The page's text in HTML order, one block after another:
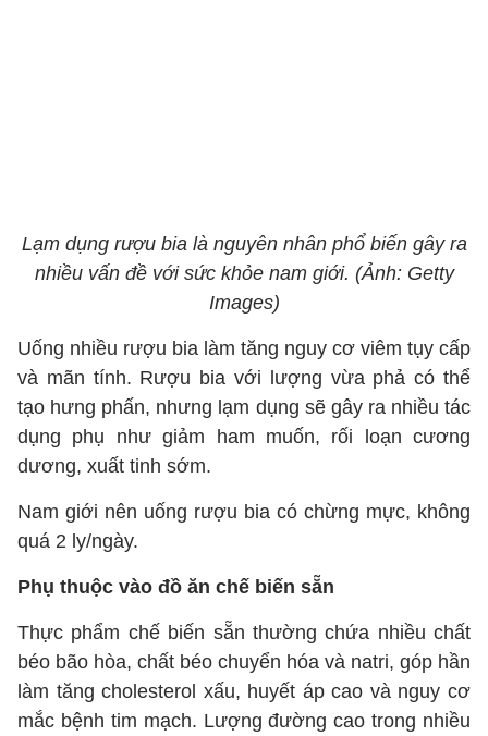
Lạm dụng rượu bia là nguyên nhân phổ biến gây ra
nhiều vấn đề với sức khỏe nam giới. (Ảnh: Getty
Images)
Uống nhiều rượu bia làm tăng nguy cơ viêm tụy cấp
và mãn tính. Rượu bia với lượng vừa phả có thể
tạo hưng phấn, nhưng lạm dụng sẽ gây ra nhiều tác
dụng phụ như giảm ham muốn, rối loạn cương
dương, xuất tinh sớm.
Nam giới nên uống rượu bia có chừng mực, không
quá 2 ly/ngày.
Phụ thuộc vào đồ ăn chế biến sẵn
Thực phẩm chế biến sẵn thường chứa nhiều chất
béo bão hòa, chất béo chuyển hóa và natri, góp hần
làm tăng cholesterol xấu, huyết áp cao và nguy cơ
mắc bệnh tim mạch. Lượng đường cao trong nhiều